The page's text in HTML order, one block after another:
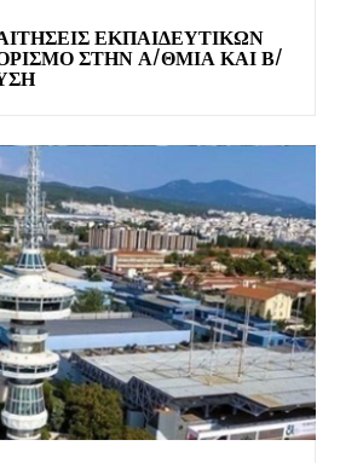
ΕΚΠΑΙΔΕΥΤΙΚΏΝ
ΣΤΗΝ Α/ΘΜΙΑ ΚΑΙ Β/